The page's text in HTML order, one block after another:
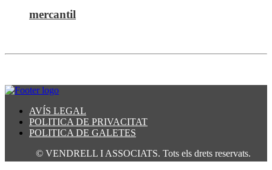
mercantil
AVÍS LEGAL
POLITICA DE PRIVACITAT
POLITICA DE GALETES
© VENDRELL I ASSOCIATS. Tots els drets reservats.